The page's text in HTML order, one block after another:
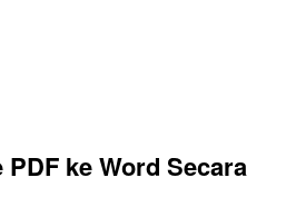
ke Word Secara